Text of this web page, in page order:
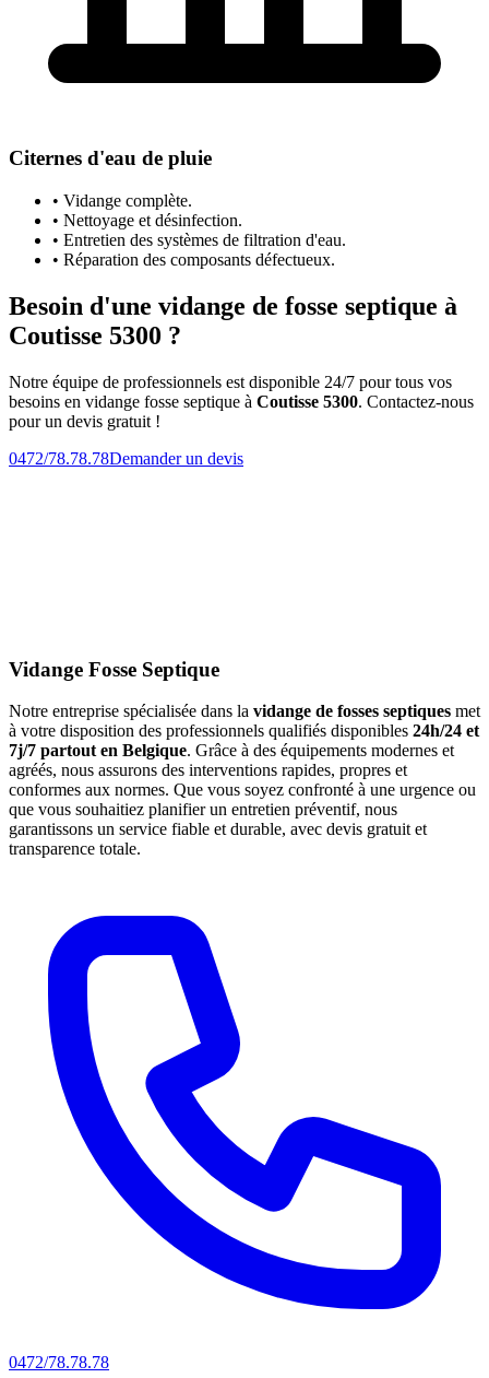
Citernes d'eau de pluie
• Vidange complète.
• Nettoyage et désinfection.
• Entretien des systèmes de filtration d'eau.
• Réparation des composants défectueux.
Besoin d'une vidange de fosse septique à
Coutisse 5300 ?
Notre équipe de professionnels est disponible 24/7 pour tous vos
besoins en vidange fosse septique à Coutisse 5300. Contactez-nous
pour un devis gratuit !
0472/78.78.78Demander un devis
Vidange Fosse Septique
Notre entreprise spécialisée dans la vidange de fosses septiques met
à votre disposition des professionnels qualifiés disponibles 24h/24 et
7j/7 partout en Belgique. Grâce à des équipements modernes et
agréés, nous assurons des interventions rapides, propres et
conformes aux normes. Que vous soyez confronté à une urgence ou
que vous souhaitiez planifier un entretien préventif, nous
garantissons un service fiable et durable, avec devis gratuit et
transparence totale.
0472/78.78.78